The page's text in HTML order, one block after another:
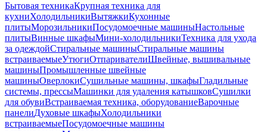
Бытовая техникаКрупная техника для
кухниХолодильникиВытяжкиКухонные
плитыМорозильникиПосудомоечные машиныНастольные
плитыВинные шкафыМини-холодильникиТехника для ухода
за одеждойСтиральные машиныСтиральные машины
встраиваемыеУтюгиОтпаривателиШвейные, вышивальные
машиныПромышленные швейные
машиныОверлокиСушильные машины, шкафыГладильные
системы, прессыМашинки для удаления катышковСушилки
для обувиВстраиваемая техника, оборудованиеВарочные
панелиДуховые шкафыХолодильники
встраиваемыеПосудомоечные машины